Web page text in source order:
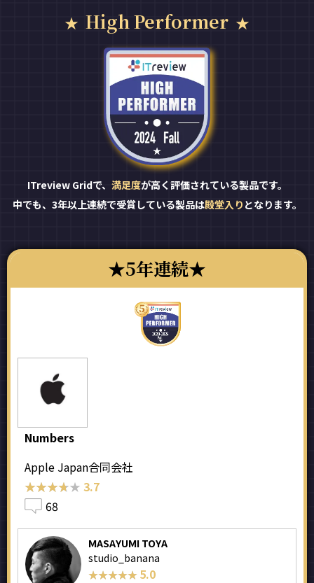
High Performer
ITreview Gridで、 満足度が高く評価されている製品です。
中でも、3年以上連続で受賞している製品は殿堂入り となります。
5年連続
Numbers
Apple Japan合同会社
★★★★★
★★★★★ 3.7
68
MASAYUMI TOYA
studio_banana
★★★★★
★★★★★ 5.0